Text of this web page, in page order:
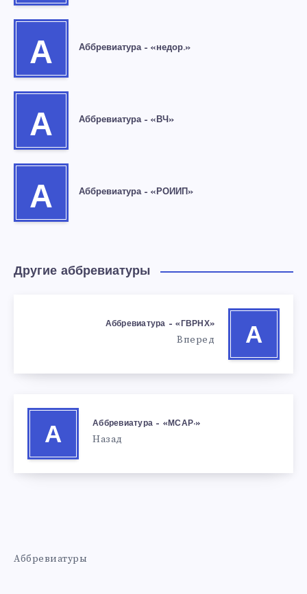
А Аббревиатура – «недор.»
А Аббревиатура – «ВЧ»
А Аббревиатура – «РОИИП»
Другие аббревиатуры
А
Аббревиатура – «ГВРНХ»
Вперед
А
Аббревиатура – «МСАР-»
Назад
Аббревиатуры